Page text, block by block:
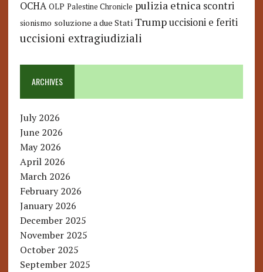
OCHA OLP Palestine Chronicle pulizia etnica scontri
sionismo soluzione a due Stati Trump uccisioni e feriti
uccisioni extragiudiziali
ARCHIVES
July 2026
June 2026
May 2026
April 2026
March 2026
February 2026
January 2026
December 2025
November 2025
October 2025
September 2025